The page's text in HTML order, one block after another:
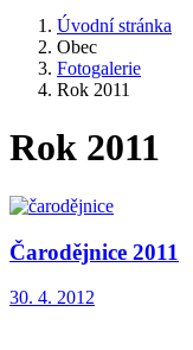
Úvodní stránka
Obec
Fotogalerie
Rok 2011
Rok 2011
Čarodějnice 2011
30. 4. 2012